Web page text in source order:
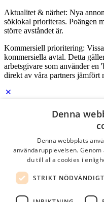
Aktualitet & närhet: Nya
söklokal prioriteras. Poängen
större avståndet är.
Kommersiell prioritering:
kommersiella avtal. Detta
arbetsgivare som använder en
direkt av våra partners jämfört
Logga in som företag
Lösenord
kom ihåg mig
logga in
Denna
Denna webbplats
användarupplevelsen.
du till alla cookies i
STRIKT NÖDVÄNDIGT